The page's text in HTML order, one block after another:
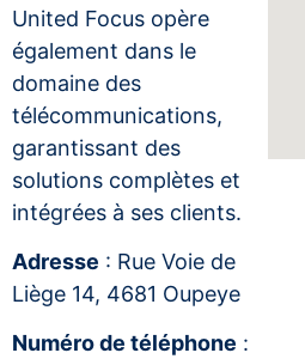
United Focus opère
également dans le
domaine des
télécommunications,
garantissant des
solutions complètes et
intégrées à ses clients.
Adresse : Rue Voie de
Liège 14, 4681 Oupeye
Numéro de téléphone :